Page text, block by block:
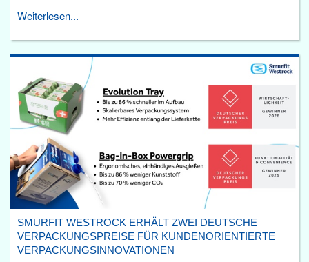
Weiterlesen...
SMURFIT WESTROCK ERHÄLT ZWEI DEUTSCHE
VERPACKUNGSPREISE FÜR KUNDENORIENTIERTE
VERPACKUNGSINNOVATIONEN